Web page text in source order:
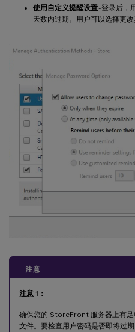
使用自定义提醒设置- 登录后，
天数内过期。用户可以选择更改
注意
注意 1：
确保您的 StoreFront 服务器上有
文件。要检查用户密码是否即将过